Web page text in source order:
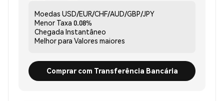
Moedas USD/EUR/CHF/AUD/GBP/JPY
Menor Taxa 0.08%
Chegada Instantâneo
Melhor para Valores maiores
Comprar com Transferência Bancária